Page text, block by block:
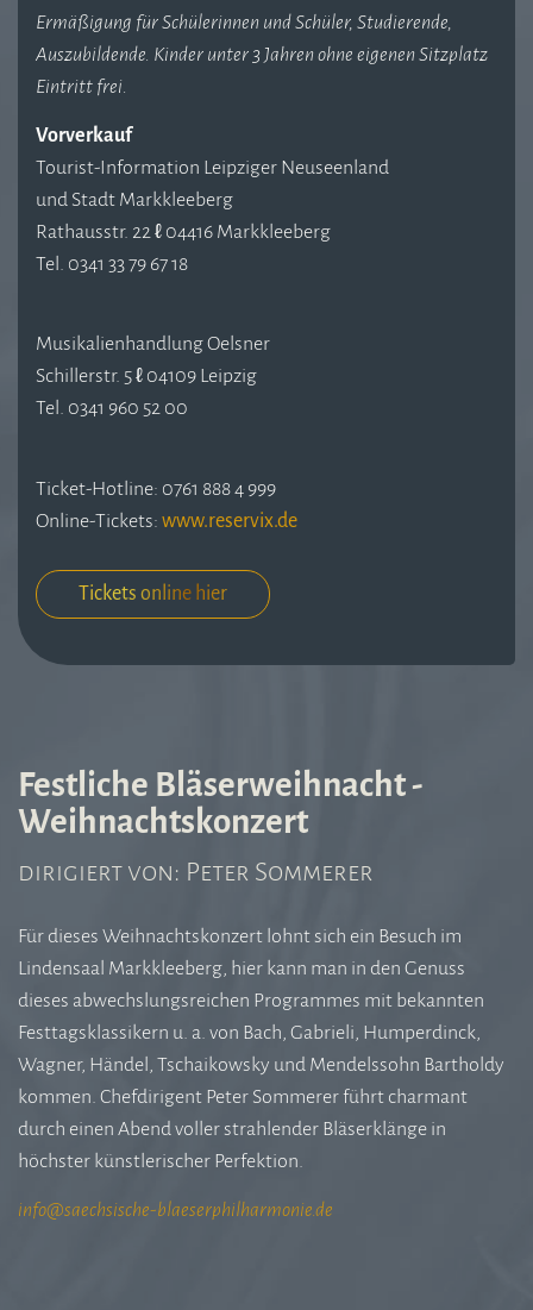
Ermäßigung für Schülerinnen und Schüler, Studierende,
Auszubildende. Kinder unter 3 Jahren ohne eigenen Sitzplatz
Eintritt frei.
Vorverkauf
Tourist-Information Leipziger Neuseenland
und Stadt Markkleeberg
Rathausstr. 22 ℓ 04416 Markkleeberg
Tel. 0341 33 79 67 18
Musikalienhandlung Oelsner
Schillerstr. 5 ℓ 04109 Leipzig
Tel. 0341 960 52 00
Ticket-Hotline: 0761 888 4 999
Online-Tickets: www.reservix.de
Tickets online hier
Festliche Bläserweihnacht -
Weihnachtskonzert
dirigiert von: Peter Sommerer
Für dieses Weihnachtskonzert lohnt sich ein Besuch im
Lindensaal Markkleeberg, hier kann man in den Genuss
dieses abwechslungsreichen Programmes mit bekannten
Festtagsklassikern u. a. von Bach, Gabrieli, Humperdinck,
Wagner, Händel, Tschaikowsky und Mendelssohn Bartholdy
kommen. Chefdirigent Peter Sommerer führt charmant
durch einen Abend voller strahlender Bläserklänge in
höchster künstlerischer Perfektion.